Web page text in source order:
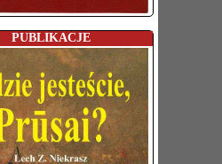
PUBLIKACJE